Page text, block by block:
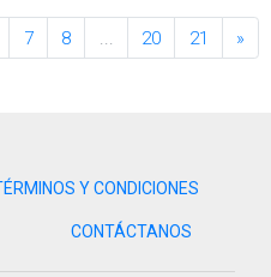
7 8 20 21 »
Y CONDICIONES
CONTÁCTANOS